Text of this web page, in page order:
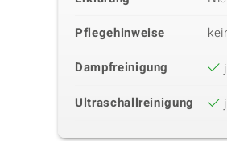
Pflegehinweise
Dampfreinigung
Ultraschallreinigung